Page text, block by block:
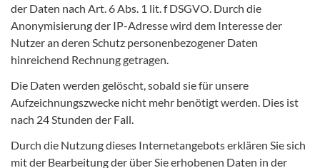
der Daten nach Art. 6 Abs. 1 lit. f DSGVO. Durch die
Anonymisierung der IP-Adresse wird dem Interesse der
Nutzer an deren Schutz personenbezogener Daten
hinreichend Rechnung getragen.
Die Daten werden gelöscht, sobald sie für unsere
Aufzeichnungszwecke nicht mehr benötigt werden. Dies ist
nach 24 Stunden der Fall.
Durch die Nutzung dieses Internetangebots erklären Sie sich
mit der Bearbeitung der über Sie erhobenen Daten in der